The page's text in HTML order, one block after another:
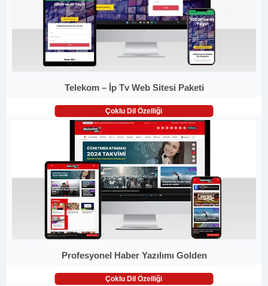
Telekom – İp Tv Web Sitesi Paketi
Çoklu Dil Özelliği
Profesyonel Haber Yazılımı Golden
Çoklu Dil Özelliği